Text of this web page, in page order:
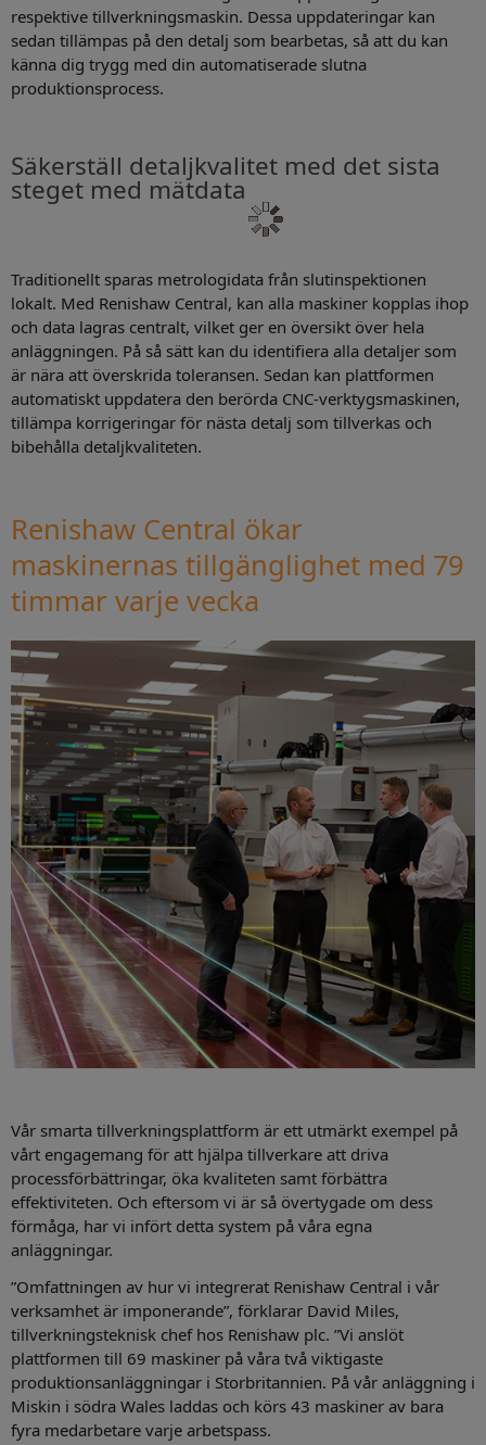
respektive tillverkningsmaskin. Dessa uppdateringar kan
sedan tillämpas på den detalj som bearbetas, så att du kan
känna dig trygg med din automatiserade slutna
produktionsprocess.
Säkerställ detaljkvalitet med det sista
steget med mätdata
Traditionellt sparas metrologidata från slutinspektionen
lokalt. Med Renishaw Central, kan alla maskiner kopplas ihop
och data lagras centralt, vilket ger en översikt över hela
anläggningen. På så sätt kan du identifiera alla detaljer som
är nära att överskrida toleransen. Sedan kan plattformen
automatiskt uppdatera den berörda CNC-verktygsmaskinen,
tillämpa korrigeringar för nästa detalj som tillverkas och
bibehålla detaljkvaliteten.
Renishaw Central ökar
maskinernas tillgänglighet med 79
timmar varje vecka
Vår smarta tillverkningsplattform är ett utmärkt exempel på
vårt engagemang för att hjälpa tillverkare att driva
processförbättringar, öka kvaliteten samt förbättra
effektiviteten. Och eftersom vi är så övertygade om dess
förmåga, har vi infört detta system på våra egna
anläggningar.
”Omfattningen av hur vi integrerat Renishaw Central i vår
verksamhet är imponerande”, förklarar David Miles,
tillverkningsteknisk chef hos Renishaw plc. ”Vi anslöt
plattformen till 69 maskiner på våra två viktigaste
produktionsanläggningar i Storbritannien. På vår anläggning i
Miskin i södra Wales laddas och körs 43 maskiner av bara
fyra medarbetare varje arbetspass.